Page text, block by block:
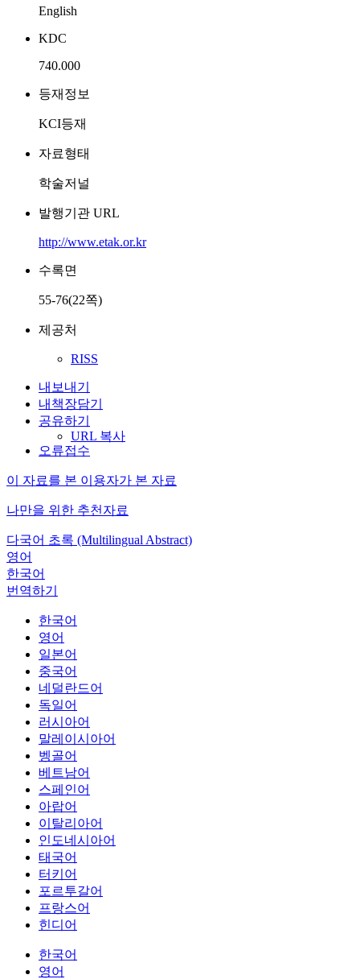
English
KDC
740.000
등재정보
KCI등재
자료형태
학술저널
발행기관 URL
http://www.etak.or.kr
수록면
55-76(22쪽)
제공처
RISS
내보내기
내책장담기
공유하기
URL 복사
오류접수
이 자료를 본 이용자가 본 자료
나만을 위한 추천자료
다국어 초록 (Multilingual Abstract)
영어
한국어
번역하기
한국어
영어
일본어
중국어
네덜란드어
독일어
러시아어
말레이시아어
벵골어
베트남어
스페인어
아랍어
이탈리아어
인도네시아어
태국어
터키어
포르투갈어
프랑스어
힌디어
한국어
영어